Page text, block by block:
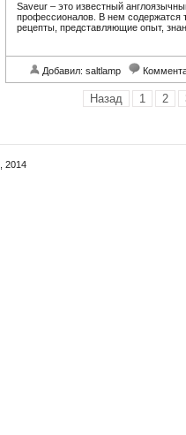
Saveur – это известный
профессионалов. В нем содержатся
рецепты, представляющие опыт,
Добавил: saltlamp
Назад 1 2
2014